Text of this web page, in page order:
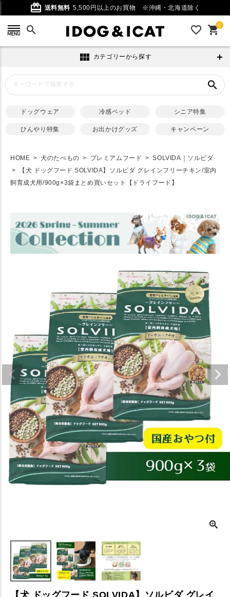
card_giftcard 送料無料 5,500円以上のお買物 ※沖縄・北海道除く
search favorite_outline 0
shopping_cart
view_module カテゴリーから探す
search
ドッグウェア 冷感ベッド シニア特集
ひんやり特集 お出かけグッズ キャンペーン
HOME 犬のたべもの プレミアムフード
SOLVIDA｜ソルビダ
【犬 ドッグフード SOLVIDA】ソルビダ グレインフリーチキン/室内
飼育成犬用/900g×3袋まとめ買いセット【ドライフード】
【犬 ドッグフード SOLVIDA】ソルビダ グレイ